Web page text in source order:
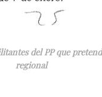
del PP que
regional